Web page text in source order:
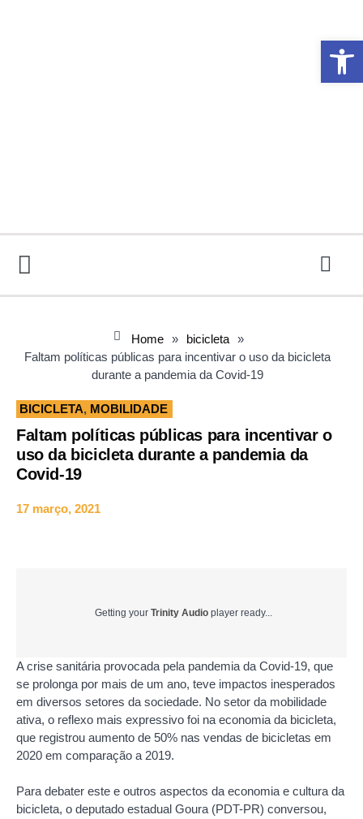
Abrir
Home » bicicleta »
Faltam políticas públicas para incentivar o uso da bicicleta
durante a pandemia da Covid-19
BICICLETA, MOBILIDADE
Faltam políticas públicas para incentivar o
uso da bicicleta durante a pandemia da
Covid-19
17 março, 2021
Getting your Trinity Audio player ready...
A crise sanitária provocada pela pandemia da Covid-19, que
se prolonga por mais de um ano, teve impactos inesperados
em diversos setores da sociedade. No setor da mobilidade
ativa, o reflexo mais expressivo foi na economia da bicicleta,
que registrou aumento de 50% nas vendas de bicicletas em
2020 em comparação a 2019.
Para debater este e outros aspectos da economia e cultura da
bicicleta, o deputado estadual Goura (PDT-PR) conversou,